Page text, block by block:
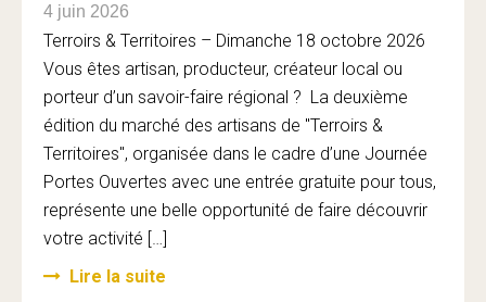
4 juin 2026
Terroirs & Territoires – Dimanche 18 octobre 2026
Vous êtes artisan, producteur, créateur local ou
porteur d’un savoir-faire régional ? La deuxième
édition du marché des artisans de "Terroirs &
Territoires", organisée dans le cadre d’une Journée
Portes Ouvertes avec une entrée gratuite pour tous,
représente une belle opportunité de faire découvrir
votre activité […]
Lire la suite